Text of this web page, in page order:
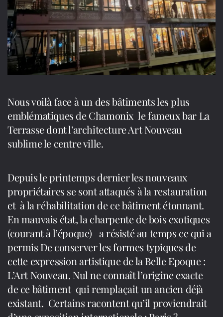
du
Pont
Nous voilà face à un des bâtiments les plus
emblématiques de Chamonix le fameux bar La
Terrasse dont l’architecture Art Nouveau
sublime le centre ville.
Depuis le printemps dernier les nouveaux
propriétaires se sont attaqués à la restauration
et à la réhabilitation de ce bâtiment étonnant.
En mauvais état, la charpente de bois exotiques
(courant à l’époque) a résisté au temps ce qui a
permis De conserver les formes typiques de
cette expression artistique de la Belle Epoque :
L’Art Nouveau. Nul ne connaît l’origine exacte
de ce bâtiment qui remplaçait un ancien déjà
existant. Certains racontent qu’il proviendrait